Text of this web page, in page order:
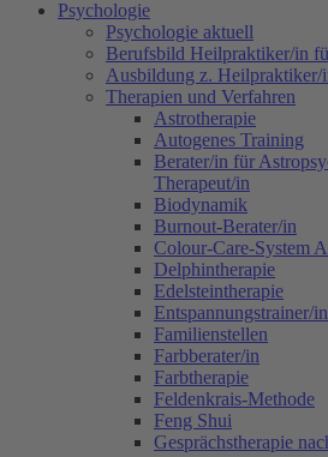
Psychologie
Psychologie aktuell
Berufsbild Heilpraktiker/in
Ausbildung z. Heilpraktiker/
Therapien und Verfahren
Astrotherapie
Autogenes Training
Berater/in für
Therapeut/in
Biodynamik
Burnout-Berater/in
Colour-Care-System
Delphintherapie
Edelsteintherapie
Entspannungstrainer/in
Familienstellen
Farbberater/in
Farbtherapie
Feldenkrais-Methode
Feng Shui
Gesprächstherapie